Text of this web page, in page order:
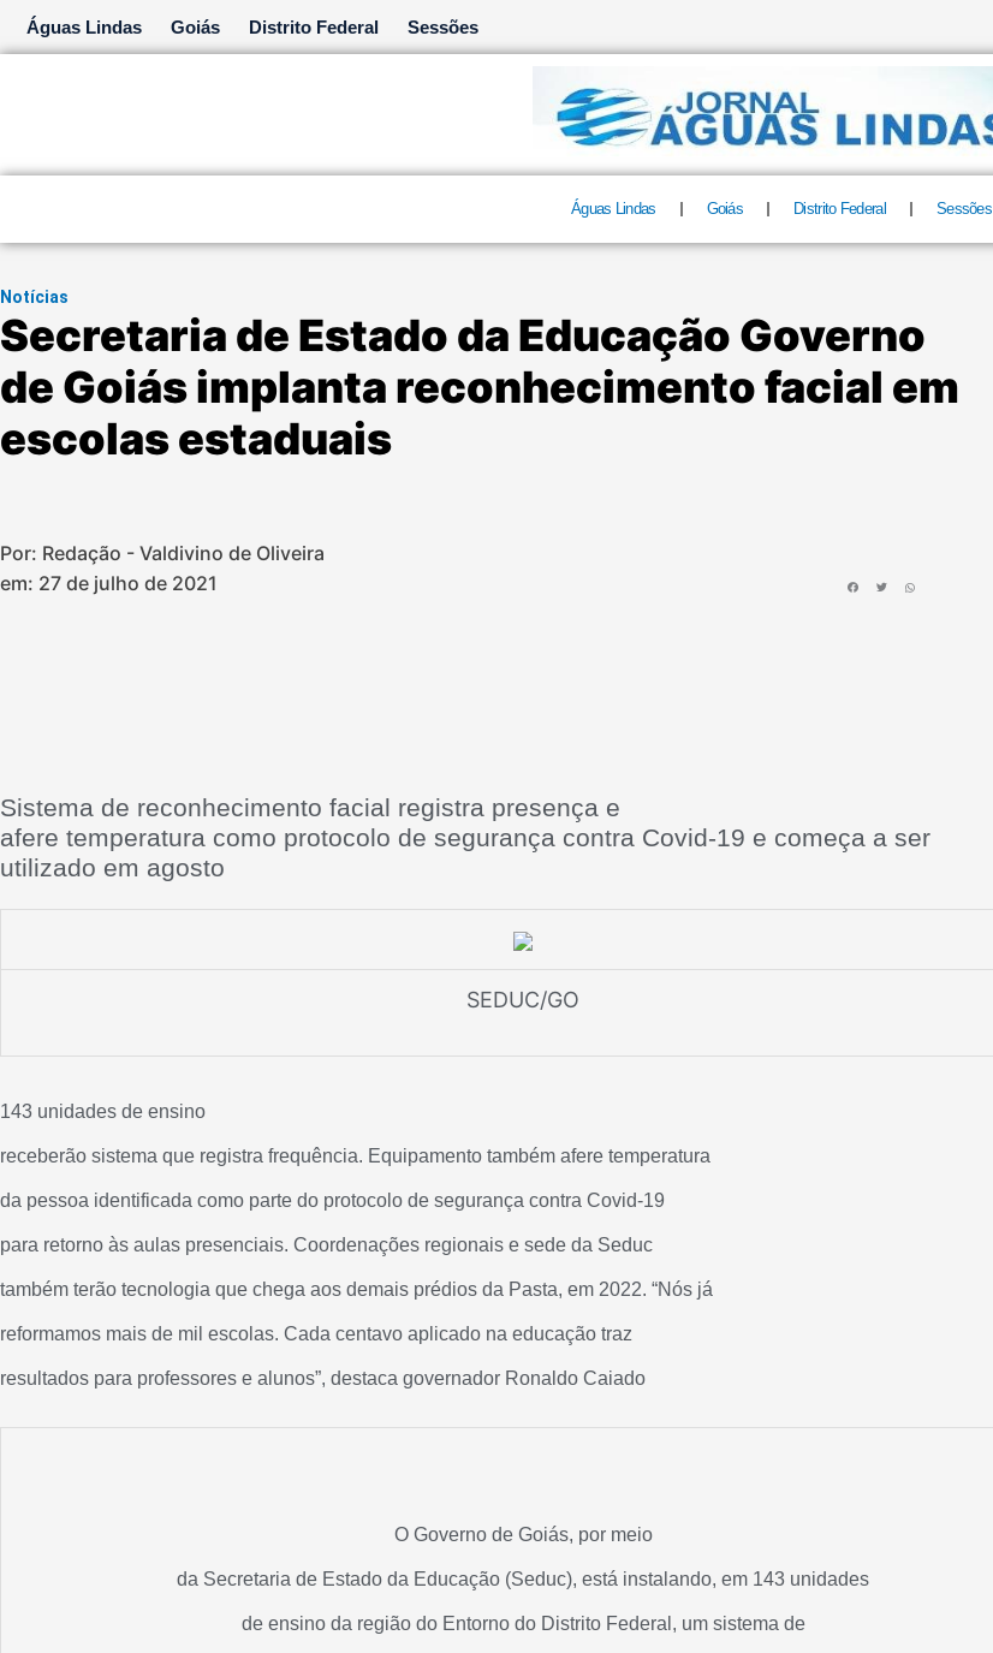
para
Águas Lindas Goiás Distrito Federal Sessões
Águas Lindas Goiás Distrito Federal Sessões
Notícias
Secretaria de Estado da Educação Governo
de Goiás implanta reconhecimento facial em
escolas estaduais
Por: Redação - Valdivino de Oliveira
em: 27 de julho de 2021
Sistema de reconhecimento facial registra presença e
afere temperatura como protocolo de segurança contra Covid-19 e começa a ser
utilizado em agosto
SEDUC/GO
143 unidades de ensino
receberão sistema que registra frequência. Equipamento também afere temperatura
da pessoa identificada como parte do protocolo de segurança contra Covid-19
para retorno às aulas presenciais. Coordenações regionais e sede da Seduc
também terão tecnologia que chega aos demais prédios da Pasta, em 2022. “Nós já
reformamos mais de mil escolas. Cada centavo aplicado na educação traz
resultados para professores e alunos”, destaca governador Ronaldo Caiado
O Governo de Goiás, por meio
da Secretaria de Estado da Educação (Seduc), está instalando, em 143 unidades
de ensino da região do Entorno do Distrito Federal, um sistema de